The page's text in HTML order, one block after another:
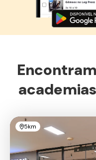
academias
5km